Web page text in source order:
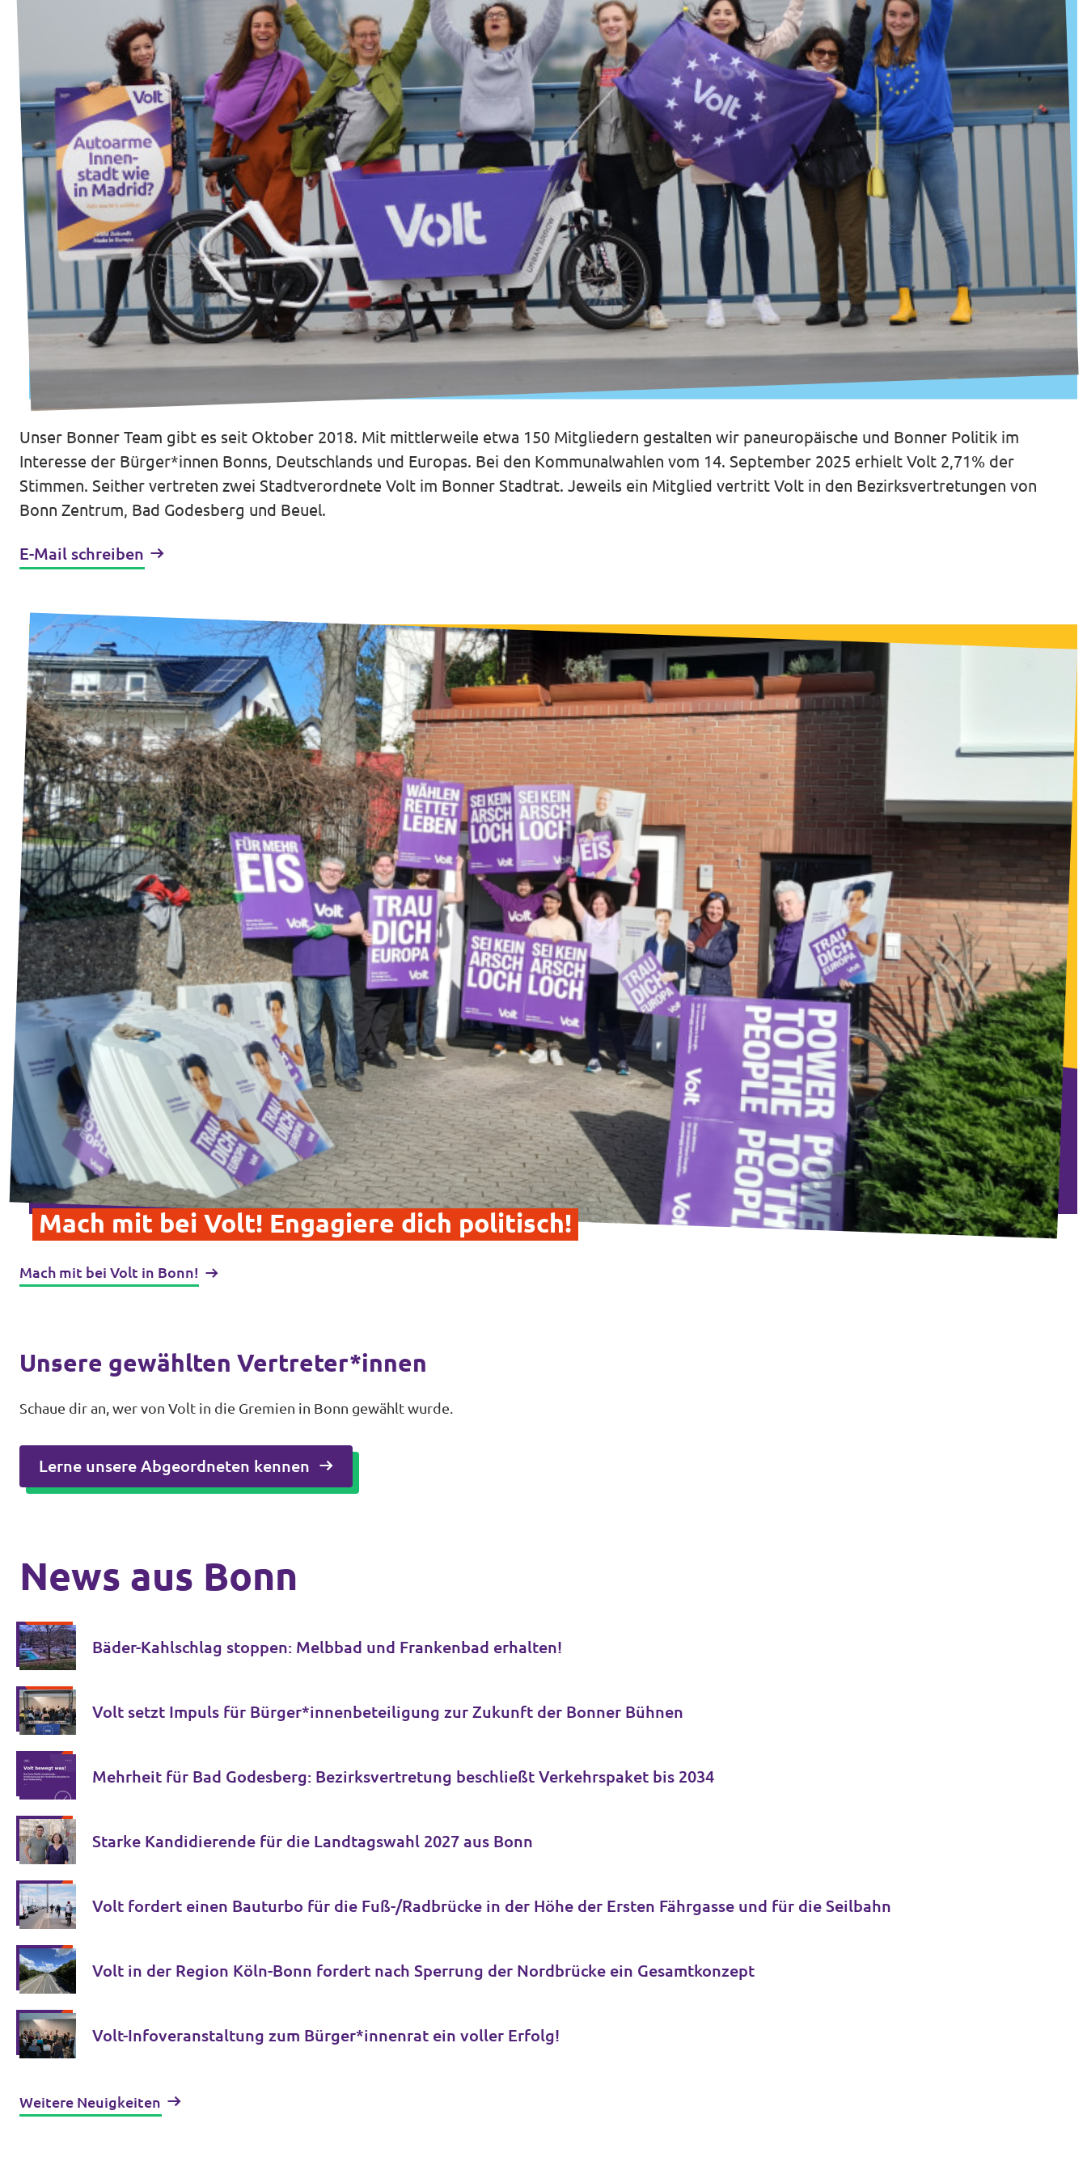
Volt Deutschland Merchandise Shop
Unsere Events
Kontakt zu Volt Bonn
Mach mit bei Volt Bonn
Deine Spende für Volt
Werde Mitglied von Volt
Volt Bonn Newsletter
Intranet von Volt Bonn
Impressum
Datenschutz
Unser Bonner Team gibt es seit Oktober 2018. Mit mittlerweile etwa 150 Mitgliedern gestalten wir paneuropäische und Bonner Politik im
Interesse der Bürger*innen Bonns, Deutschlands und Europas. Bei den Kommunalwahlen vom 14. September 2025 erhielt Volt 2,71% der
Stimmen. Seither vertreten zwei Stadtverordnete Volt im Bonner Stadtrat. Jeweils ein Mitglied vertritt Volt in den Bezirksvertretungen von
Bonn Zentrum, Bad Godesberg und Beuel.
E-Mail schreiben
Mach mit bei Volt! Engagiere dich politisch!
Mach mit bei Volt in Bonn!
Unsere gewählten Vertreter*innen
Schaue dir an, wer von Volt in die Gremien in Bonn gewählt wurde.
Lerne unsere Abgeordneten kennen
News aus Bonn
Bäder-Kahlschlag stoppen: Melbbad und Frankenbad erhalten!
Volt setzt Impuls für Bürger*innenbeteiligung zur Zukunft der Bonner Bühnen
Mehrheit für Bad Godesberg: Bezirksvertretung beschließt Verkehrspaket bis 2034
Starke Kandidierende für die Landtagswahl 2027 aus Bonn
Volt fordert einen Bauturbo für die Fuß-/Radbrücke in der Höhe der Ersten Fährgasse und für die Seilbahn
Volt in der Region Köln-Bonn fordert nach Sperrung der Nordbrücke ein Gesamtkonzept
Volt-Infoveranstaltung zum Bürger*innenrat ein voller Erfolg!
Weitere Neuigkeiten